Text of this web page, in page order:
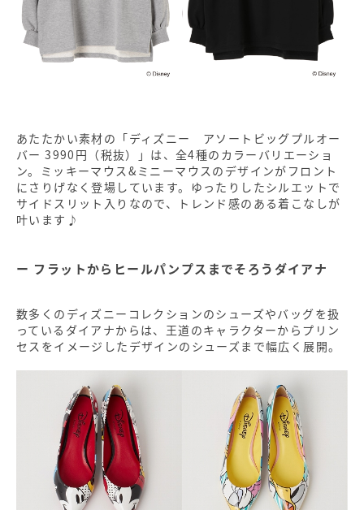
あたたかい素材の「ディズニー アソートビッグプルオー
バー 3990円（税抜）」は、全4種のカラーバリエーショ
ン。ミッキーマウス&ミニーマウスのデザインがフロント
にさりげなく登場しています。ゆったりしたシルエットで
サイドスリット入りなので、トレンド感のある着こなしが
叶います♪
フラットからヒールパンプスまでそろうダイアナ
数多くのディズニーコレクションのシューズやバッグを扱
っているダイアナからは、王道のキャラクターからプリン
セスをイメージしたデザインのシューズまで幅広く展開。